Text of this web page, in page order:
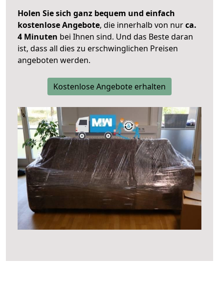
Holen Sie sich ganz bequem und einfach
kostenlose Angebote, die innerhalb von nurca.
4 Minuten bei Ihnen sind. Und das Beste daran
ist, dass all dies zu erschwinglichen Preisen
angeboten werden.
Kostenlose Angebote erhalten